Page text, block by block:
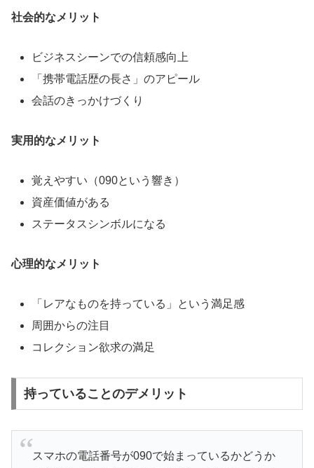
社会的なメリット
ビジネスシーンでの信頼感向上
「携帯電話歴の長さ」のアピール
会話のきっかけづくり
実用的なメリット
覚えやすい（090という響き）
資産価値がある
ステータスシンボルになる
心理的なメリット
「レアなものを持っている」という満足感
周囲からの注目
コレクション欲求の満足
持っていることのデメリット
スマホの電話番号が090で始まっているかどうか